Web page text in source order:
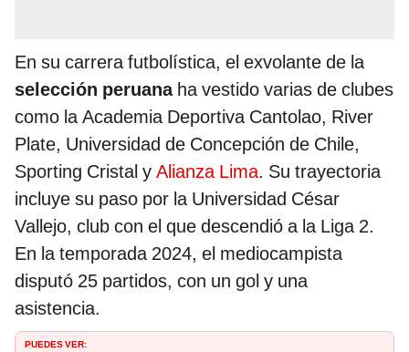
En su carrera futbolística, el exvolante de la
selección peruana ha vestido varias de clubes
como la Academia Deportiva Cantolao, River
Plate, Universidad de Concepción de Chile,
Sporting Cristal y Alianza Lima. Su trayectoria
incluye su paso por la Universidad César
Vallejo, club con el que descendió a la Liga 2.
En la temporada 2024, el mediocampista
disputó 25 partidos, con un gol y una
asistencia.
PUEDES VER: